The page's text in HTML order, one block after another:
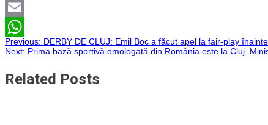
Twitter
Email
WhatsApp
Navigare
în
Previous: DERBY DE CLUJ: Emil Boc a făcut apel la fair-play
Next: Prima bază sportivă omologată din România este la Cluj.
Related Posts